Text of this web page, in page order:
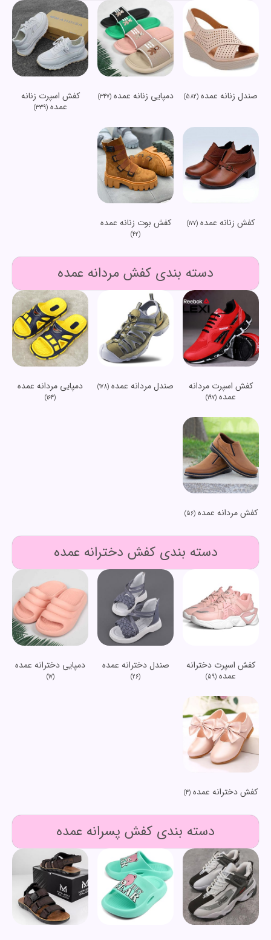
صندل زنانه عمده (582) دمپایی زنانه عمده(347)
کفش اسپرت زنانه
عمده(339)
کفش زنانه عمده (177) کفش بوت زنانه عمده
(42)
دسته بندی کفش مردانه عمده
کفش اسپرت مردانه
عمده (197)
صندل مردانه عمده (178) دمپایی مردانه عمده
(164)
کفش مردانه عمده(56)
دسته بندی کفش دخترانه عمده
کفش اسپرت دخترانه
عمده (59)
صندل دخترانه عمده
(26)
دمپایی دخترانه عمده
(17)
کفش دخترانه عمده (4)
دسته بندی کفش پسرانه عمده